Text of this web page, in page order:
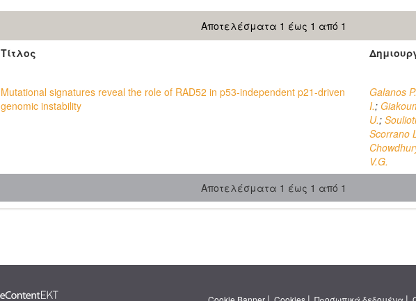
Αποτελέσματα 1 έως 1 από 1
Τίτλος
Mutational signatures reveal the role of RAD52 in p53-independent p21-driven
genomic instability
Galanos P.
I.;
U.;
Scorrano
V.G.
Αποτελέσματα 1 έως 1 από 1